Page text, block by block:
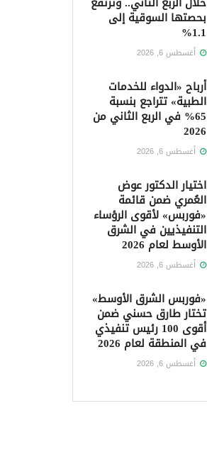
بحصتها السوقية إلى
1.1%
أغسطس 6, 2026
أرباح «الدواء للخدمات
الطبية» تتراجع بنسبة
65% في الربع الثاني من
2026
أغسطس 6, 2026
اختيار الدكتور عوض
العُمري ضمن قائمة
«فوربس» لأقوى الرؤساء
التنفيذيين في الشرق
الأوسط لعام 2026
أغسطس 6, 2026
«فوربس الشرق الأوسط»
تختار طارق حسني ضمن
أقوى 100 رئيس تنفيذي
في المنطقة لعام 2026
أغسطس 6, 2026